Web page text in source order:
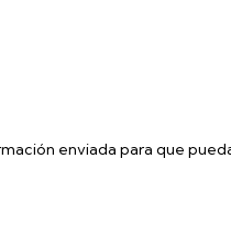
enviada para que